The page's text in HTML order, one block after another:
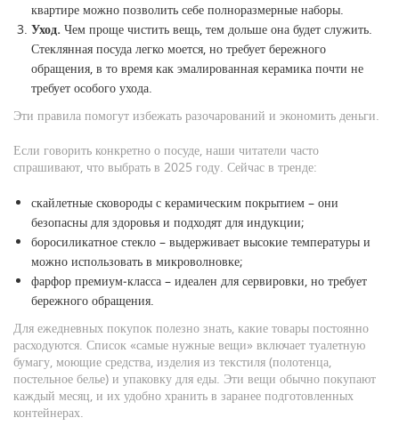
квартире можно позволить себе полноразмерные наборы.
Уход. Чем проще чистить вещь, тем дольше она будет служить.
Стеклянная посуда легко моется, но требует бережного
обращения, в то время как эмалированная керамика почти не
требует особого ухода.
Эти правила помогут избежать разочарований и экономить деньги.
Если говорить конкретно о посуде, наши читатели часто
спрашивают, что выбрать в 2025 году. Сейчас в тренде:
скайлетные сковороды с керамическим покрытием – они
безопасны для здоровья и подходят для индукции;
боросиликатное стекло – выдерживает высокие температуры и
можно использовать в микроволновке;
фарфор премиум‑класса – идеален для сервировки, но требует
бережного обращения.
Для ежедневных покупок полезно знать, какие товары постоянно
расходуются. Список «самые нужные вещи» включает туалетную
бумагу, моющие средства, изделия из текстиля (полотенца,
постельное белье) и упаковку для еды. Эти вещи обычно покупают
каждый месяц, и их удобно хранить в заранее подготовленных
контейнерах.